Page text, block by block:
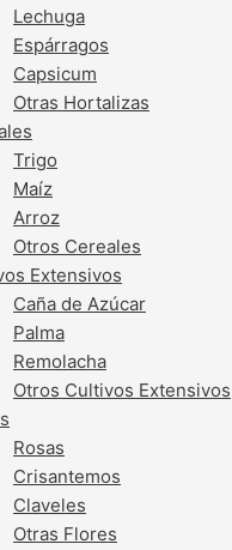
Lechuga
Espárragos
Capsicum
Otras Hortalizas
Trigo
Maíz
Arroz
Otros Cereales
Extensivos
Caña de Azúcar
Palma
Remolacha
Otros Cultivos Extensivos
Rosas
Crisantemos
Claveles
Otras Flores